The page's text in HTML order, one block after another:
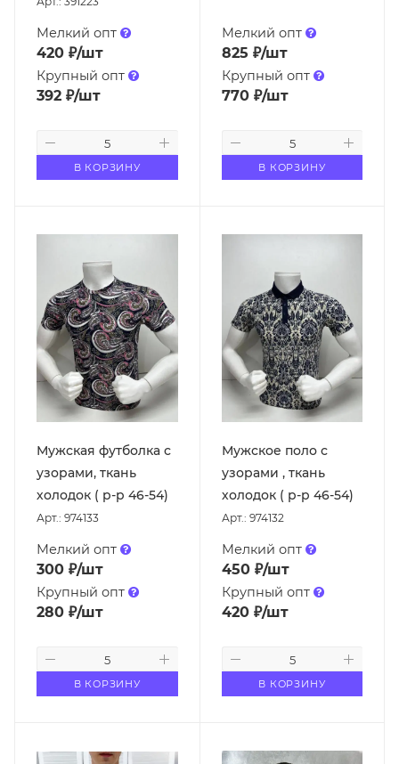
Мелкий опт
420 ₽/шт
Крупный опт
392 ₽/шт
В КОРЗИНУ
Мелкий опт
825 ₽/шт
Крупный опт
770₽/шт
В КОРЗИНУ
Мужская футболка с
узорами, ткань
холодок ( р-р 46-54)
Арт.: 974133
Мелкий опт
300 ₽/шт
Крупный опт
280 ₽/шт
В КОРЗИНУ
Мужское поло с
узорами , ткань
холодок ( р-р 46-54)
Арт.: 974132
Мелкий опт
450₽/шт
Крупный опт
420₽/шт
В КОРЗИНУ